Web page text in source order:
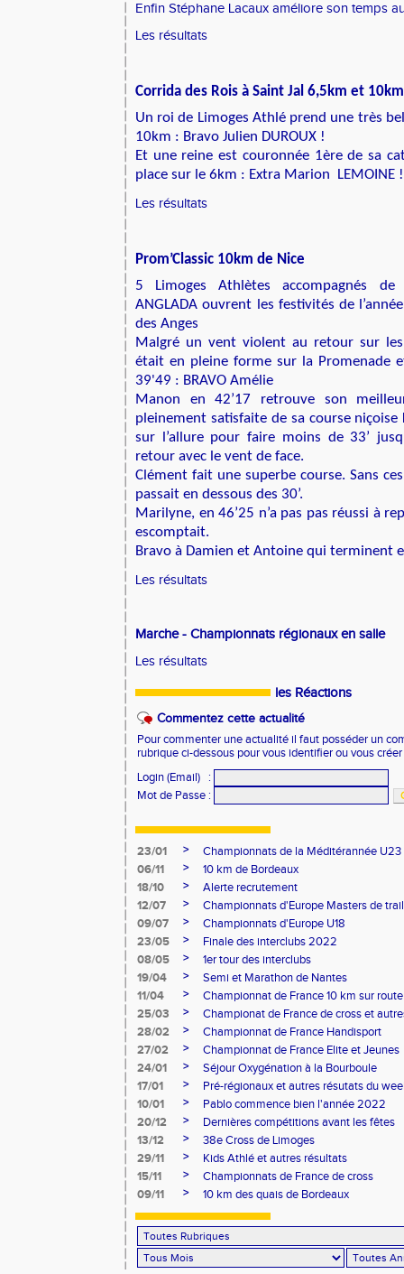
Enfin Stéphane Lacaux améliore son temps
Les résultats
Corrida des Rois à Saint Jal 6,5km et 10km
Un roi de Limoges Athlé prend une très
10km : Bravo Julien DUROUX !
Et une reine est couronnée 1ère de sa
place sur le 6km : Extra Marion LEMOINE !
Les résultats
Prom’Classic 10km de Nice
5 Limoges Athlètes accompagnés de
ANGLADA ouvrent les festivités de
des Anges
Malgré un vent violent au retour sur
était en pleine forme sur la Promenade
39'49 : BRAVO Amélie
Manon en 42’17 retrouve son
pleinement satisfaite de sa course
sur l’allure pour faire moins de 33’
retour avec le vent de face.
Clément fait une superbe course. Sans
passait en dessous des 30’.
Marilyne, en 46’25 n’a pas pas réussi à
escomptait.
Bravo à Damien et Antoine qui terminent
Les résultats
Marche - Championnats régionaux en salle
Les résultats
les Réactions
Commentez cette actualité
Pour commenter une actualité il faut posséder un
rubrique ci-dessous pour vous identifier ou vous
Login (Email)
:
Mot de Passe :
23/01 >
Championnats de la Méditérannée U23
06/11
>
10 km de Bordeaux
18/10
>
Alerte recrutement
12/07
>
Championnats d'Europe Masters de trail
09/07
>
Championnats d'Europe U18
23/05
>
Finale des interclubs 2022
08/05
>
1er tour des interclubs
19/04
>
Semi et Marathon de Nantes
11/04
>
Championnat de France 10 km sur route
25/03
>
Championat de France de cross et
28/02
>
Championnat de France Handisport
27/02
>
Championnat de France Elite et Jeunes
24/01
>
Séjour Oxygénation à la Bourboule
17/01
>
Pré-régionaux et autres résutats du
10/01
>
Pablo commence bien l'année 2022
20/12
>
Dernières compétitions avant les fêtes
13/12
>
38e Cross de Limoges
29/11
>
Kids Athlé et autres résultats
15/11
>
Championnats de France de cross
09/11
> 10 km des quais de Bordeaux